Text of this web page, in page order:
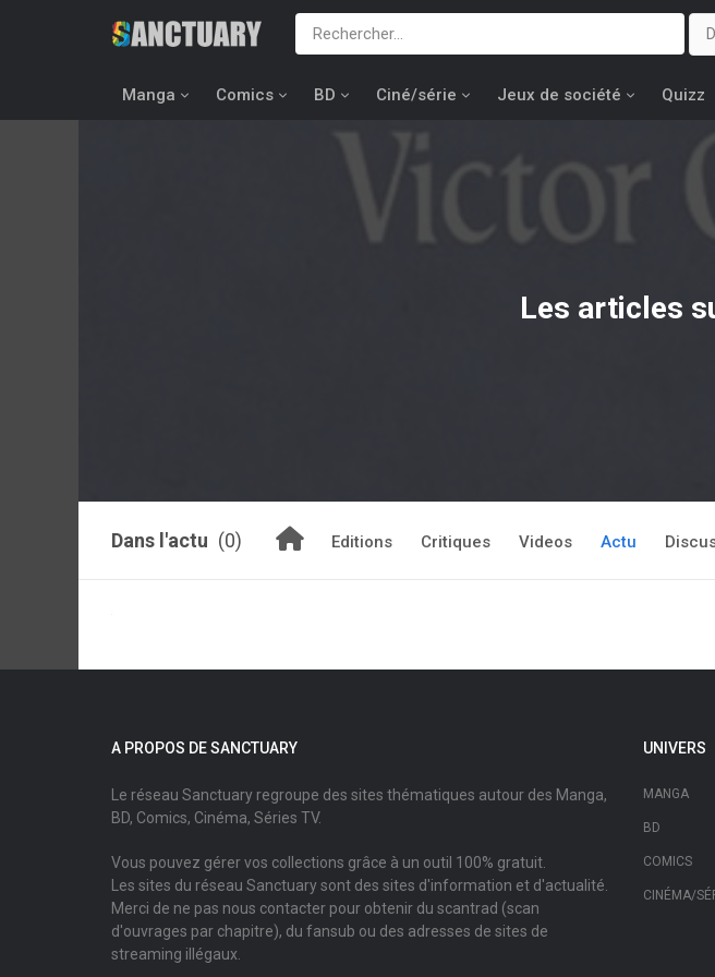
Manga Comics BD Ciné/série Jeux de société Quizz
Les articles
Dans l'actu (0) Editions Critiques Videos Actu
A PROPOS DE SANCTUARY
Le réseau Sanctuary regroupe des sites thématiques autour des Manga,
BD, Comics, Cinéma, Séries TV.
Vous pouvez gérer vos collections grâce à un outil 100% gratuit.
Les sites du réseau Sanctuary sont des sites d'information et d'actualité.
Merci de ne pas nous contacter pour obtenir du scantrad (scan
d'ouvrages par chapitre), du fansub ou des adresses de sites de
streaming illégaux.
UNIVERS
MANGA
BD
COMICS
CINÉMA/